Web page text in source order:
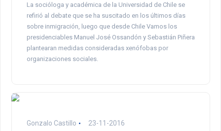
La socióloga y académica de la Universidad de Chile se
refirió al debate que se ha suscitado en los últimos días
sobre inmigración, luego que desde Chile Vamos los
presidenciables Manuel José Ossandón y Sebastián Piñera
plantearan medidas consideradas xenófobas por
organizaciones sociales.
Gonzalo Castillo 23-11-2016